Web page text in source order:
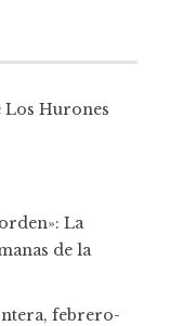
Hurones
La
de la
febrero-